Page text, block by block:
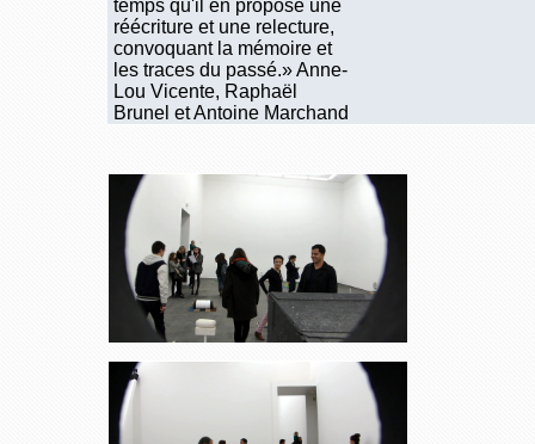
temps qu'il en propose une
réécriture et une relecture,
convoquant la mémoire et
les traces du passé.» Anne-
Lou Vicente, Raphaël
Brunel et Antoine Marchand